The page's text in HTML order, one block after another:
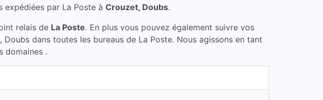
expédiées par La Poste à Crouzet, Doubs.
relais de La Poste. En plus vous pouvez également suivre vos
dans toutes les bureaus de La Poste. Nous agissons en tant
domaines .